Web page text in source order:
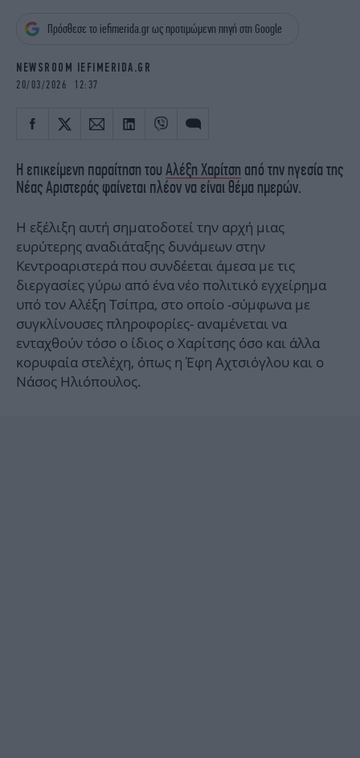
OSCARS
THE OCEAN
Πρόσθεσε το iefimerida.gr ως προτιμώμενη πηγή στη Google
NEWSROOM IEFIMERIDA.GR
20/03/2026 12:37
Η επικείμενη παραίτηση του Αλέξη Χαρίτση από την ηγεσία της
Νέας Αριστεράς φαίνεται πλέον να είναι θέμα ημερών.
Η εξέλιξη αυτή σηματοδοτεί την αρχή μιας
ευρύτερης αναδιάταξης δυνάμεων στην
Κεντροαριστερά που συνδέεται άμεσα με τις
διεργασίες γύρω από ένα νέο πολιτικό εγχείρημα
υπό τον Αλέξη Τσίπρα, στο οποίο -σύμφωνα με
συγκλίνουσες πληροφορίες- αναμένεται να
ενταχθούν τόσο ο ίδιος ο Χαρίτσης όσο και άλλα
κορυφαία στελέχη, όπως η Έφη Αχτσιόγλου και ο
Νάσος Ηλιόπουλος.